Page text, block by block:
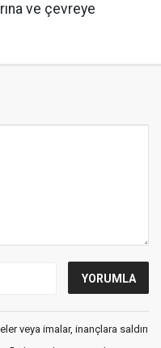
ve çevreye
veya imalar, inançlara saldırı